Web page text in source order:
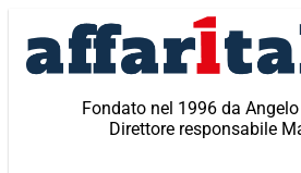
contenuto
Fondato nel 1996 da
Direttore responsabile